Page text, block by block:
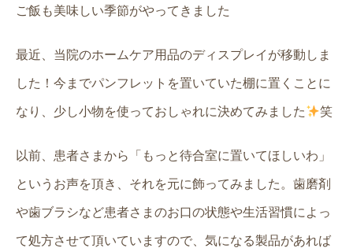
ご飯も美味しい季節がやってきました
最近、当院のホームケア用品のディスプレイが移動しま
した！今までパンフレットを置いていた棚に置くことに
なり、少し小物を使っておしゃれに決めてみました 笑
以前、患者さまから「もっと待合室に置いてほしいわ」
というお声を頂き、それを元に飾ってみました。歯磨剤
や歯ブラシなど患者さまのお口の状態や生活習慣によっ
て処方させて頂いていますので、気になる製品があれば